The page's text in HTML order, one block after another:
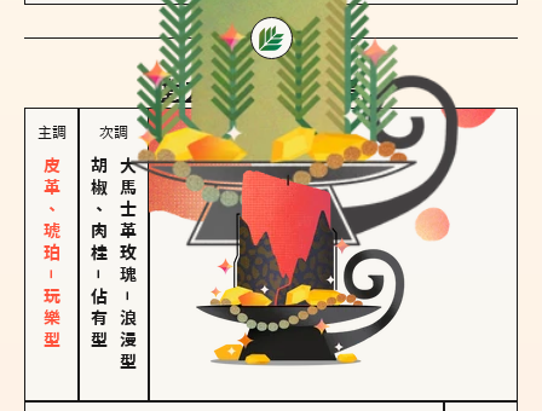
對方 的主調蠟燭是...
主調
皮革、琥珀－玩樂型
次調
胡椒、肉桂
－
佔有型
大馬士革玫瑰
－
浪漫型